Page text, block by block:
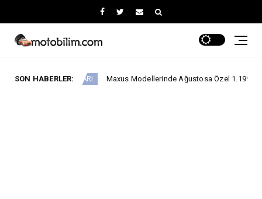
SON HABERLER:Maxus Modellerinde Ağustosa Özel 1.199.000 Tl’den